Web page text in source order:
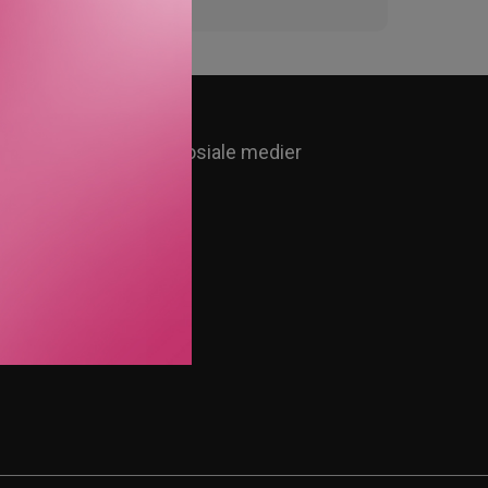
Følg oss i sosiale medier